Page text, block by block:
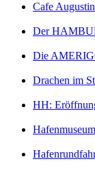
Cafe
Der
Die
Drachen im
HH: